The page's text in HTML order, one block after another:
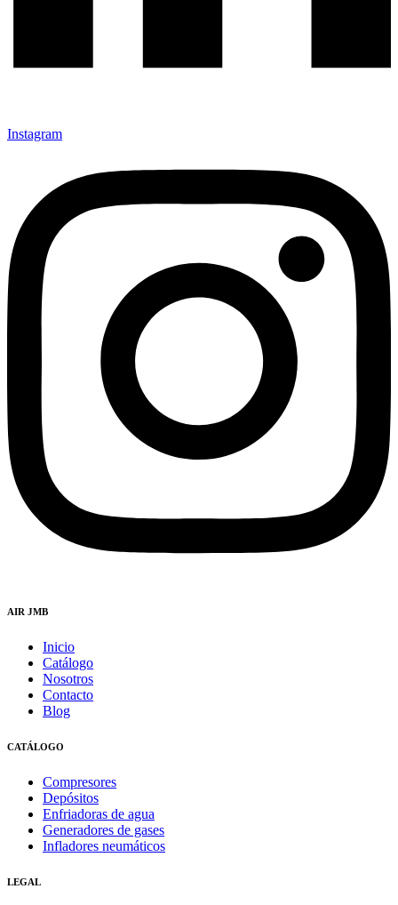
Instagram
AIR JMB
Inicio
Catálogo
Nosotros
Contacto
Blog
CATÁLOGO
Compresores
Depósitos
Enfriadoras de agua
Generadores de gases
Infladores neumáticos
LEGAL